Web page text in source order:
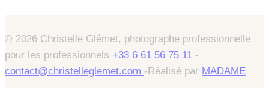
© 2026 Christelle Glémet, photographe professionnelle
pour les professionnels +33 6 61 56 75 11 -
contact@christelleglemet.com -Réalisé par MADAME